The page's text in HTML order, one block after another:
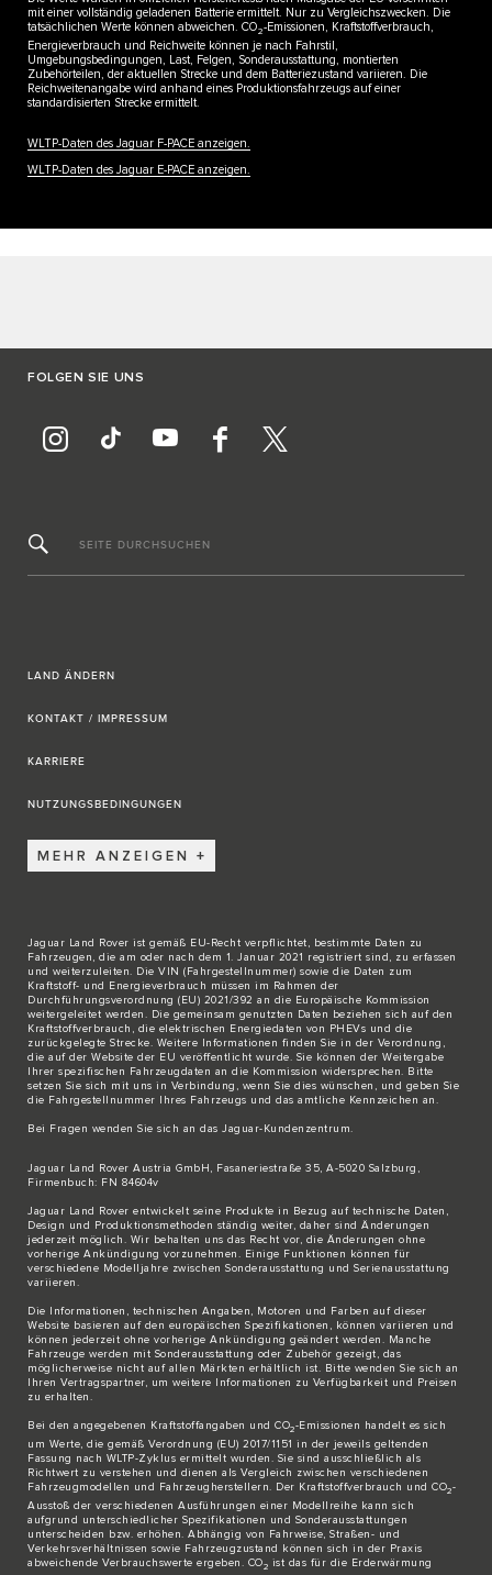
mit einer vollständig geladenen Batterie ermittelt. Nur zu Vergleichszwecken. Die
tatsächlichen Werte können abweichen. CO2-Emissionen, Kraftstoffverbrauch,
Energieverbrauch und Reichweite können je nach Fahrstil,
Umgebungsbedingungen, Last, Felgen, Sonderausstattung, montierten
Zubehörteilen, der aktuellen Strecke und dem Batteriezustand variieren. Die
Reichweitenangabe wird anhand eines Produktionsfahrzeugs auf einer
standardisierten Strecke ermittelt.
WLTP-Daten des Jaguar F-PACE anzeigen.
WLTP-Daten des Jaguar E-PACE anzeigen.
FOLGEN SIE UNS
SEITE DURCHSUCHEN
LAND ÄNDERN
KONTAKT / IMPRESSUM
KARRIERE
NUTZUNGSBEDINGUNGEN
MEHR ANZEIGEN
Jaguar Land Rover ist gemäß EU-Recht verpflichtet, bestimmte Daten zu
Fahrzeugen, die am oder nach dem 1. Januar 2021 registriert sind, zu erfassen
und weiterzuleiten. Die VIN (Fahrgestellnummer) sowie die Daten zum
Kraftstoff- und Energieverbrauch müssen im Rahmen der
Durchführungsverordnung (EU) 2021/392 an die Europäische Kommission
weitergeleitet werden. Die gemeinsam genutzten Daten beziehen sich auf den
Kraftstoffverbrauch, die elektrischen Energiedaten von PHEVs und die
zurückgelegte Strecke. Weitere Informationen finden Sie in der Verordnung,
die auf der Website der EU veröffentlicht wurde. Sie können der Weitergabe
Ihrer spezifischen Fahrzeugdaten an die Kommission widersprechen. Bitte
setzen Sie sich mit uns in Verbindung , wenn Sie dies wünschen, und geben Sie
die Fahrgestellnummer Ihres Fahrzeugs und das amtliche Kennzeichen an.
Bei Fragen wenden Sie sich an das Jaguar-Kundenzentrum.
Jaguar Land Rover Austria GmbH, Fasaneriestraße 35, A-5020 Salzburg,
Firmenbuch: FN 84604v
Jaguar Land Rover entwickelt seine Produkte in Bezug auf technische Daten,
Design und Produktionsmethoden ständig weiter, daher sind Änderungen
jederzeit möglich. Wir behalten uns das Recht vor, die Änderungen ohne
vorherige Ankündigung vorzunehmen. Einige Funktionen können für
verschiedene Modelljahre zwischen Sonderausstattung und Serienausstattung
variieren.
Die Informationen, technischen Angaben, Motoren und Farben auf dieser
Website basieren auf den europäischen Spezifikationen, können variieren und
können jederzeit ohne vorherige Ankündigung geändert werden. Manche
Fahrzeuge werden mit Sonderausstattung oder Zubehör gezeigt, das
möglicherweise nicht auf allen Märkten erhältlich ist. Bitte wenden Sie sich an
Ihren Vertragspartner, um weitere Informationen zu Verfügbarkeit und Preisen
zu erhalten.
Bei den angegebenen Kraftstoffangaben und CO2-Emissionen handelt es sich
um Werte, die gemäß Verordnung (EU) 2017/1151 in der jeweils geltenden
Fassung nach WLTP-Zyklus ermittelt wurden. Sie sind ausschließlich als
Richtwert zu verstehen und dienen als Vergleich zwischen verschiedenen
Fahrzeugmodellen und Fahrzeugherstellern. Der Kraftstoffverbrauch und CO2-
Ausstoß der verschiedenen Ausführungen einer Modellreihe kann sich
aufgrund unterschiedlicher Spezifikationen und Sonderausstattungen
unterscheiden bzw. erhöhen. Abhängig von Fahrweise, Straßen- und
Verkehrsverhältnissen sowie Fahrzeugzustand können sich in der Praxis
abweichende Verbrauchswerte ergeben. CO2 ist das für die Erderwärmung